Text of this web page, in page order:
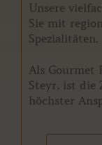
Unsere
Sie mit
Spezialitäten.
Als Gourmet
Steyr, ist die
höchster